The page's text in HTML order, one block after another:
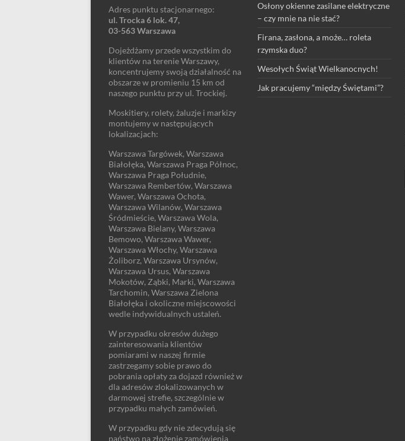
Adres punktu stacjonarnego:
ul. Trocka 6 lok. 47,
03-563 Warszawa
Dojeżdżamy przede wszystkim do
klientów na terenie Warszawy,
koncentrujemy swoją działalność na
obszarze w promieniu 15 km od
naszego punktu przy ul. Trockiej.
Moskitiery, rolety, żaluzje i markizy
montujemy w następujących
lokalizacjach:
Warszawa Targówek, Warszawa
Białołęka, Warszawa Praga Północ,
Warszawa Praga Południe,
Warszawa Rembertów, Warszawa
Wawer, Warszawa Ochota,
Warszawa Wilanów, Warszawa
Śródmieście, Warszawa Wola,
Warszawa Bielany, Warszawa
Bemowo, Warszawa Wawer,
Warszawa Włochy, Warszawa
Żoliborz, Warszawa Ursynów,
Warszawa Ursus, Warszawa
Mokotów, Ząbki, Marki, Warszawa
Tarchomin, Warszawa Zielona
Białołęka i okoliczne miejscowości
wedle indywidualnych ustaleń.
W przypadku okresów dużego
zainteresowania klientów
pomiarami w naszej firmie
zastrzegamy sobie prawo do
pobrania opłaty za dojazd również w
dla adresów zlokalizowanych w
darmowej strefie, szczególnie w
przypadku małych zamówień.
W przypadku gdy nie zdecydują się
państwo na złożenie zamówienia
Osłony okienne zasilane elektryczne
– czy mnie na nie stać?
Firana, zasłona, a może… roleta
rzymska duo?
Wesołych Świąt Wielkanocnych!
Jak pracujemy “między Świętami”?